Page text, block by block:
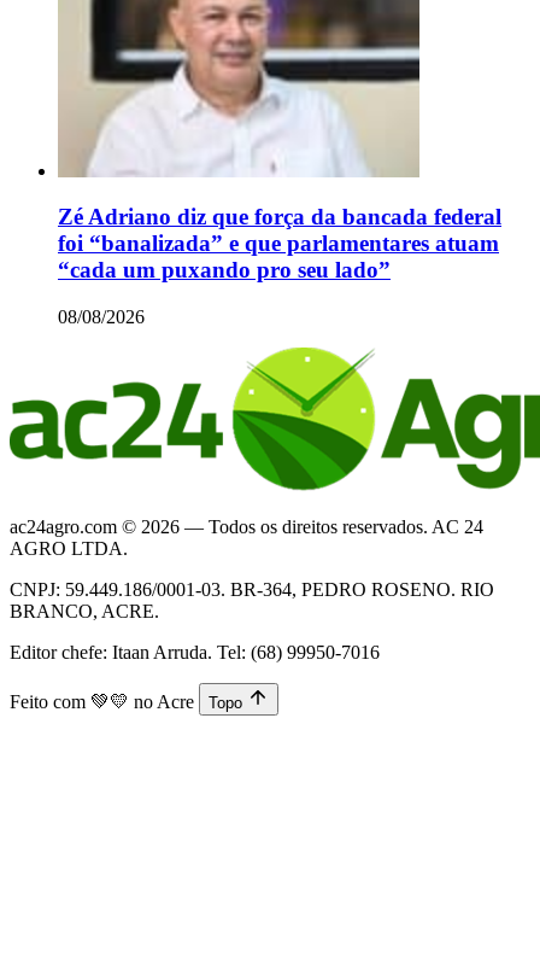
Zé Adriano diz que força da bancada federal
foi “banalizada” e que parlamentares atuam
“cada um puxando pro seu lado”
08/08/2026
ac24agro.com © 2026 — Todos os direitos reservados. AC 24
AGRO LTDA.
CNPJ: 59.449.186/0001-03. BR-364, PEDRO ROSENO. RIO
BRANCO, ACRE.
Editor chefe: Itaan Arruda. Tel: (68) 99950-7016
Feito com 💚💛 no Acre Topo